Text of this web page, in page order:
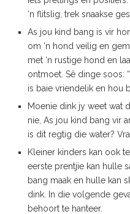
‘n flitslig, trek snaakse
As jou kind bang is vir
om ‘n hond veilig en
met ‘n rustige hond en
ontmoet. Sê dinge soos:
is baie vriendelik en hou
Moenie dink jy weet wat
nie, As jou kind bang vir
is dit regtig die water?
Kleiner kinders kan ook
eerste prentjie kan hulle
bang maak en hulle kan
dink. In die volgende
behoort te hanteer.